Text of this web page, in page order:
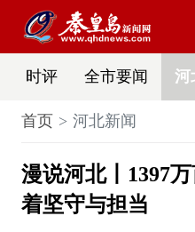
时评 全市要闻 河
首页 河北新闻
漫说河北丨1397
着坚守与担当